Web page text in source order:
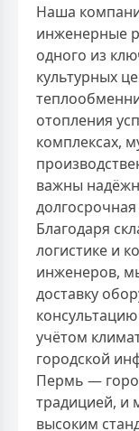
Наша
инженерные
одного из
культурных
отопления
комплексах,
важны
долгосрочная
Благодаря
логистике и
инженеров,
доставку
учётом
городской
Пермь —
традицией, и
высоким